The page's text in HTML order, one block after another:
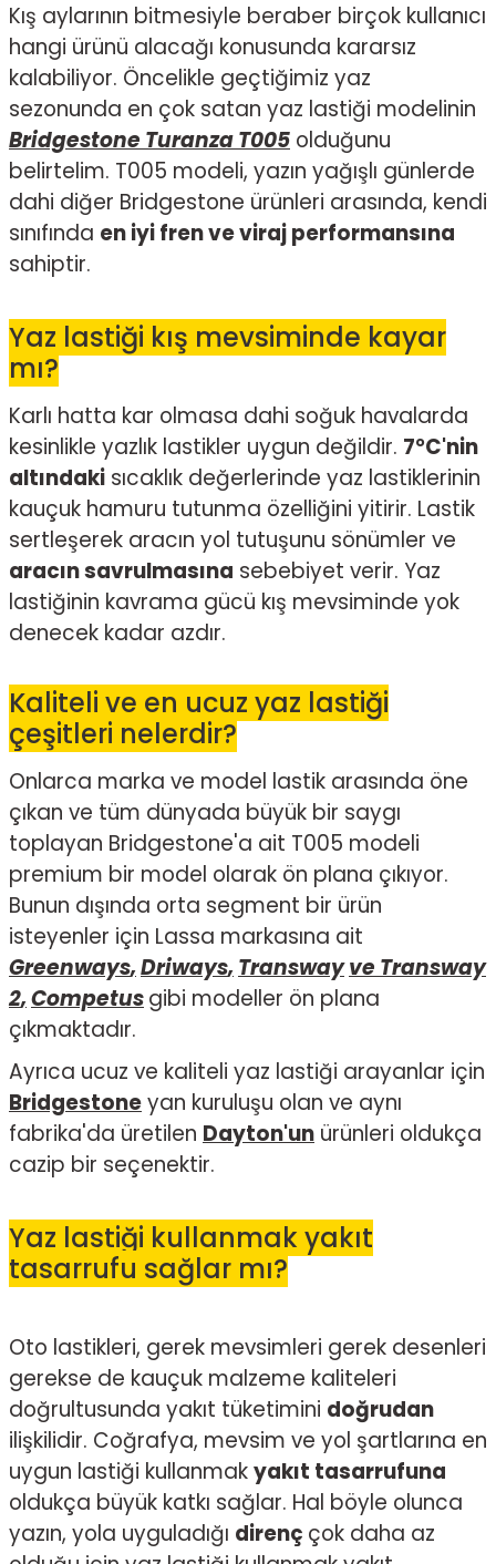
Kış aylarının bitmesiyle beraber birçok kullanıcı
hangi ürünü alacağı konusunda kararsız
kalabiliyor. Öncelikle geçtiğimiz yaz
sezonunda en çok satan yaz lastiği modelinin
Bridgestone Turanza T005 olduğunu
belirtelim. T005 modeli, yazın yağışlı günlerde
dahi diğer Bridgestone ürünleri arasında, kendi
sınıfında en iyi fren ve viraj performansına
sahiptir.
Yaz lastiği kış mevsiminde kayar
mı?
Karlı hatta kar olmasa dahi soğuk havalarda
kesinlikle yazlık lastikler uygun değildir. 7°C'nin
altındaki sıcaklık değerlerinde yaz lastiklerinin
kauçuk hamuru tutunma özelliğini yitirir. Lastik
sertleşerek aracın yol tutuşunu sönümler ve
aracın savrulmasına sebebiyet verir. Yaz
lastiğinin kavrama gücü kış mevsiminde yok
denecek kadar azdır.
Kaliteli ve en ucuz yaz lastiği
çeşitleri nelerdir?
Onlarca marka ve model lastik arasında öne
çıkan ve tüm dünyada büyük bir saygı
toplayan Bridgestone'a ait T005 modeli
premium bir model olarak ön plana çıkıyor.
Bunun dışında orta segment bir ürün
isteyenler için Lassa markasına ait
Greenways,Driways,Transwayve Transway
2,Competusgibi modeller ön plana
çıkmaktadır.
Ayrıca ucuz ve kaliteli yaz lastiği arayanlar için
Bridgestoneyan kuruluşu olan ve aynı
fabrika'da üretilen Dayton'un ürünleri oldukça
cazip bir seçenektir.
Yaz lastiği kullanmak yakıt
tasarrufu sağlar mı?
Oto lastikleri, gerek mevsimleri gerek desenleri
gerekse de kauçuk malzeme kaliteleri
doğrultusunda yakıt tüketimini doğrudan
ilişkilidir. Coğrafya, mevsim ve yol şartlarına en
uygun lastiği kullanmakyakıt tasarrufuna
oldukça büyük katkı sağlar. Hal böyle olunca
yazın, yola uyguladığı direnç çok daha az